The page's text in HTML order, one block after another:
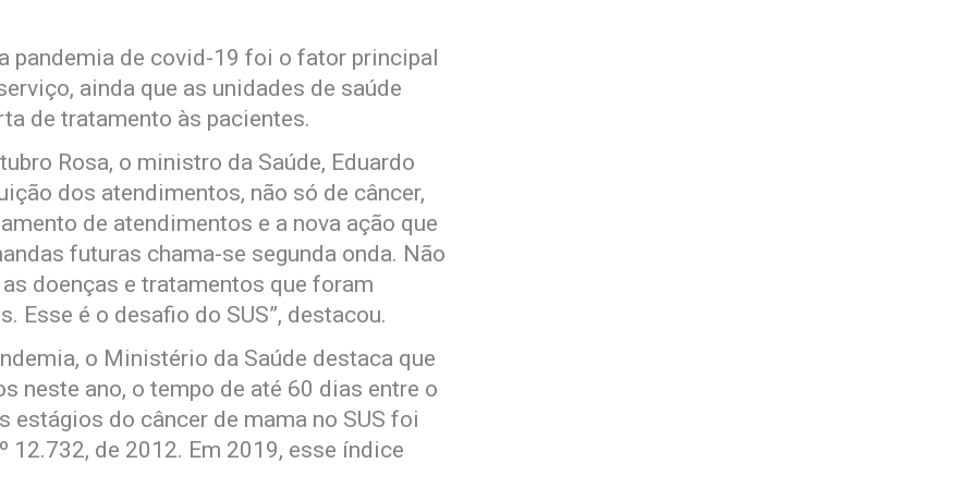
pandemia de covid-19 foi o fator principal
ainda que as unidades de saúde
de tratamento às pacientes.
Rosa, o ministro da Saúde, Eduardo
dos atendimentos, não só de câncer,
de atendimentos e a nova ação que
futuras chama-se segunda onda. Não
doenças e tratamentos que foram
Esse é o desafio do SUS”, destacou.
o Ministério da Saúde destaca que
neste ano, o tempo de até 60 dias entre o
do câncer de mama no SUS foi
de 2012. Em 2019, esse índice